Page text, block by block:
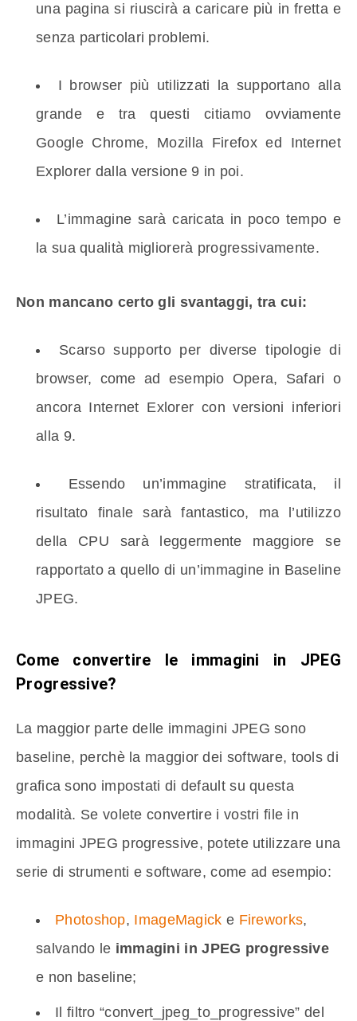
una pagina si riuscirà a caricare più in fretta e
senza particolari problemi.
I browser più utilizzati la supportano alla
grande e tra questi citiamo ovviamente
Google Chrome, Mozilla Firefox ed Internet
Explorer dalla versione 9 in poi.
L’immagine sarà caricata in poco tempo e
la sua qualità migliorerà progressivamente.
Non mancano certo gli svantaggi, tra cui:
Scarso supporto per diverse tipologie di
browser, come ad esempio Opera, Safari o
ancora Internet Exlorer con versioni inferiori
alla 9.
Essendo un’immagine stratificata, il
risultato finale sarà fantastico, ma l’utilizzo
della CPU sarà leggermente maggiore se
rapportato a quello di un’immagine in Baseline
JPEG.
Come convertire le immagini in JPEG
Progressive?
La maggior parte delle immagini JPEG sono
baseline, perchè la maggior dei software, tools di
grafica sono impostati di default su questa
modalità. Se volete convertire i vostri file in
immagini JPEG progressive, potete utilizzare una
serie di strumenti e software, come ad esempio:
Photoshop, ImageMagick e Fireworks,
salvando le immagini in JPEG progressive
e non baseline;
Il filtro “convert_jpeg_to_progressive” del